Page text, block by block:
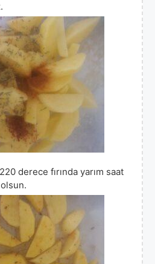
derece fırında yarım saat